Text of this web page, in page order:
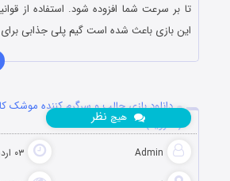
تا بر سرعت شما افزوده شود. استفاده از
این بازی باعث شده است گیم پلی جذابی برای
(اندروید)
Admin ۰۳ اردیبهشت ۱۳۹۲
هیچ نظر